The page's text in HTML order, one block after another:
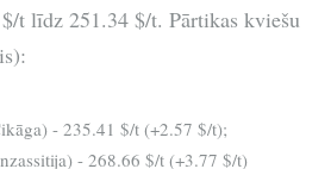
t līdz 251.34 $/t. Pārtikas kviešu
- 235.41 $/t (+2.57 $/t);
- 268.66 $/t (+3.77 $/t)